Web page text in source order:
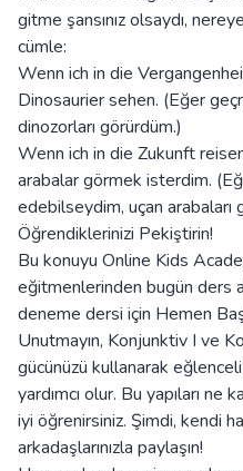
gitme şansınız olsaydı,
cümle:
Wenn ich in die
Dinosaurier sehen. (Eğer
dinozorları görürdüm.)
Wenn ich in die Zukunft
arabalar görmek isterdim.
edebilseydim, uçan arabaları
Öğrendiklerinizi Pekiştirin!
Bu konuyu Online Kids
eğitmenlerinden bugün ders
deneme dersi için Hemen
Unutmayın, Konjunktiv I ve
gücünüzü kullanarak
yardımcı olur. Bu yapıları ne
iyi öğrenirsiniz. Şimdi, kendi
arkadaşlarınızla paylaşın!